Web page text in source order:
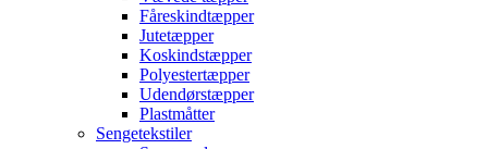
Fåreskindtæpper
Jutetæpper
Koskindstæpper
Polyestertæpper
Udendørstæpper
Plastmåtter
Sengetekstiler